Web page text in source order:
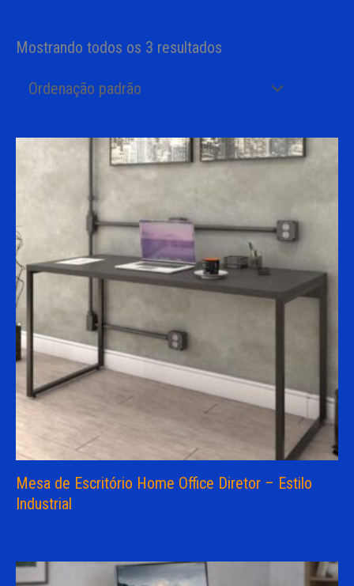
Mostrando todos os 3 resultados
Mesa de Escritório Home Office Diretor – Estilo
Industrial